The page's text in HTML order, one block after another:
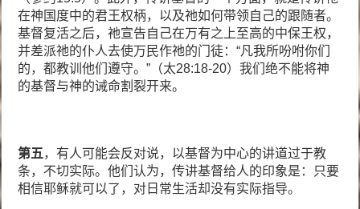
在神国度中的君王权柄，以及祂如何带领自己的跟随者。
基督复活之后，祂宣告自己在万有之上至高的中保王权，
并差派祂的仆人去使万民作祂的门徒：“凡我所吩咐你们
的，都教训他们遵守。”（太28:18-20）我们绝不能将神
的基督与神的诫命割裂开来。
第五，有人可能会反对说，以基督为中心的讲道过于教
条，不切实际。他们认为，传讲基督给人的印象是：只要
相信耶稣就可以了，对日常生活却没有实际指导。